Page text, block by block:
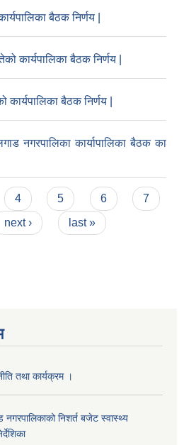
बैठक निर्णय |
कार्यपालिका बैठक निर्णय |
बैठक निर्णय |
नगरपालिका कार्यापालिका बैठक का
4 5 6
7
next › last »
तथा कार्यक्रम ।
निशर्त बजेट स्वास्थ्य